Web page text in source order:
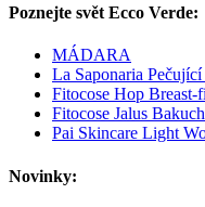
Poznejte svět Ecco Verde:
MÁDARA
La Saponaria Pečující
Fitocose Hop Breast-
Fitocose Jalus
Pai Skincare Light
Novinky: